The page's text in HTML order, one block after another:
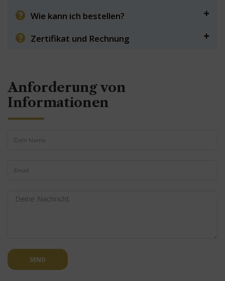
Wie kann ich bestellen?
Zertifikat und Rechnung
Anforderung von
Informationen
SEND